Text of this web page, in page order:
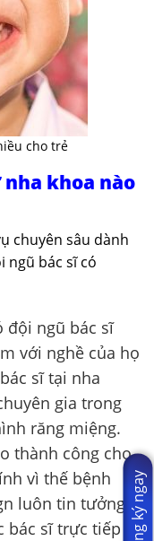
cho trẻ
khoa nào
chuyên sâu dành
ngũ bác sĩ có
đội ngũ bác sĩ
với nghề của họ
sĩ tại nha
gia trong
răng miệng.
thành công cho
vì thế bệnh
luôn tin tưởng
bác sĩ trực tiếp Đăng ký ngay